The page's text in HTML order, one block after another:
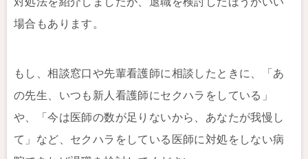
場合もあります。
もし、相談窓口や先輩看護師に相談したときに、「あ
の先生、いつも新人看護師にセクハラをしている」
や、「今は医師の数が足りないから、あなたが我慢し
て」など、セクハラをしている医師に対処をしない病